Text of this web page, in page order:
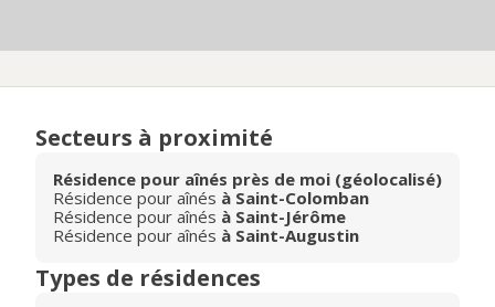
Secteurs à proximité
Résidence pour aînés près de moi (géolocalisé)
Résidence pour aînés à Saint-Colomban
Résidence pour aînés à Saint-Jérôme
Résidence pour aînés à Saint-Augustin
Types de résidences